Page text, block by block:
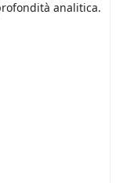
analitica.